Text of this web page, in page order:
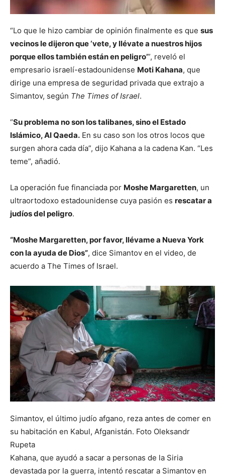
“Lo que le hizo cambiar de opinión finalmente es que sus
vecinos le dijeron que ‘vete, y llévate a nuestros hijos
porque ellos también están en peligro’”, reveló el
empresario israelí-estadounidense Moti Kahana, que
dirige una empresa de seguridad privada que extrajo a
Simantov, según The Times of Israel.
“Su problema no son los talibanes, sino el Estado
Islámico, Al Qaeda. En su caso son los otros locos que
surgen ahora cada día”, dijo Kahana a la cadena Kan. “Les
teme”, añadió.
La operación fue financiada por Moshe Margaretten, un
ultraortodoxo estadounidense cuya pasión es rescatar a
judíos del peligro.
“Moshe Margaretten, por favor, llévame a Nueva York
con la ayuda de Dios”, dice Simantov en el video, de
acuerdo a The Times of Israel.
Simantov, el último judío afgano, reza antes de comer en
su habitación en Kabul, Afganistán. Foto Oleksandr
Rupeta
Kahana, que ayudó a sacar a personas de la Siria
devastada por la guerra, intentó rescatar a Simantov en